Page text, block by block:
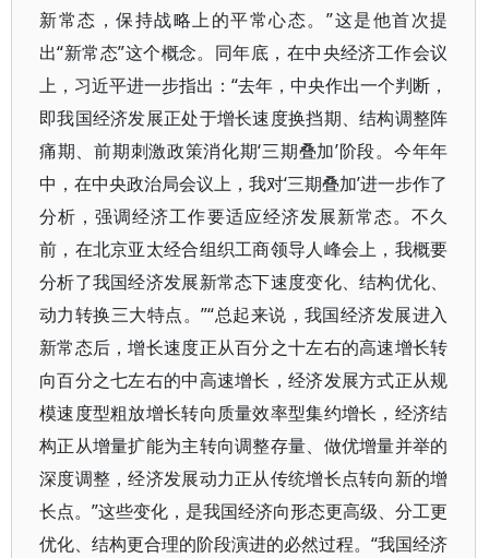
新常态，保持战略上的平常心态。”这是他首次提
出“新常态”这个概念。同年底，在中央经济工作会议
上，习近平进一步指出：“去年，中央作出一个判断，
即我国经济发展正处于增长速度换挡期、结构调整阵
痛期、前期刺激政策消化期‘三期叠加’阶段。今年年
中，在中央政治局会议上，我对‘三期叠加’进一步作了
分析，强调经济工作要适应经济发展新常态。不久
前，在北京亚太经合组织工商领导人峰会上，我概要
分析了我国经济发展新常态下速度变化、结构优化、
动力转换三大特点。”“总起来说，我国经济发展进入
新常态后，增长速度正从百分之十左右的高速增长转
向百分之七左右的中高速增长，经济发展方式正从规
模速度型粗放增长转向质量效率型集约增长，经济结
构正从增量扩能为主转向调整存量、做优增量并举的
深度调整，经济发展动力正从传统增长点转向新的增
长点。”这些变化，是我国经济向形态更高级、分工更
优化、结构更合理的阶段演进的必然过程。“我国经济